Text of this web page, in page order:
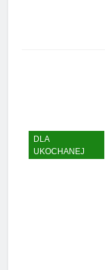
DLA
UKOCHANEJ